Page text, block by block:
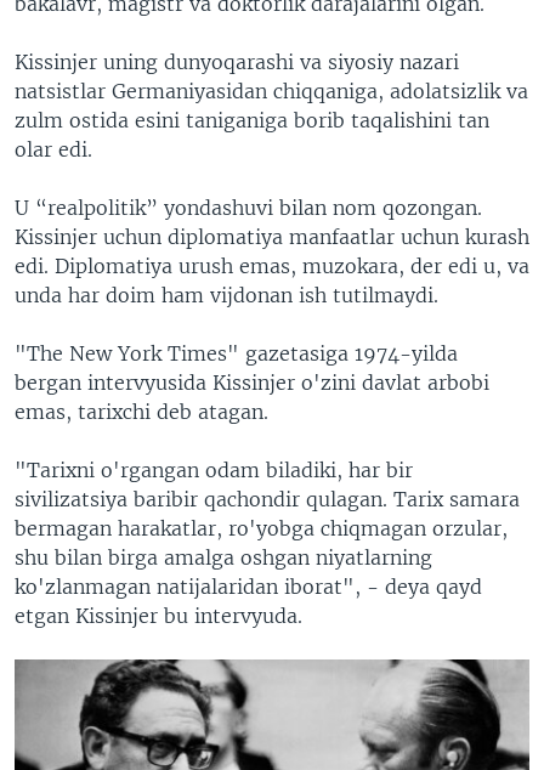
Kissinjer uning dunyoqarashi va siyosiy nazari
natsistlar Germaniyasidan chiqqaniga, adolatsizlik va
zulm ostida esini taniganiga borib taqalishini tan
olar edi.
U “realpolitik” yondashuvi bilan nom qozongan.
Kissinjer uchun diplomatiya manfaatlar uchun kurash
edi. Diplomatiya urush emas, muzokara, der edi u, va
unda har doim ham vijdonan ish tutilmaydi.
"The New York Times" gazetasiga 1974-yilda
bergan intervyusida Kissinjer o'zini davlat arbobi
emas, tarixchi deb atagan.
"Tarixni o'rgangan odam biladiki, har bir
sivilizatsiya baribir qachondir qulagan. Tarix samara
bermagan harakatlar, ro'yobga chiqmagan orzular,
shu bilan birga amalga oshgan niyatlarning
ko'zlanmagan natijalaridan iborat", - deya qayd
etgan Kissinjer bu intervyuda.